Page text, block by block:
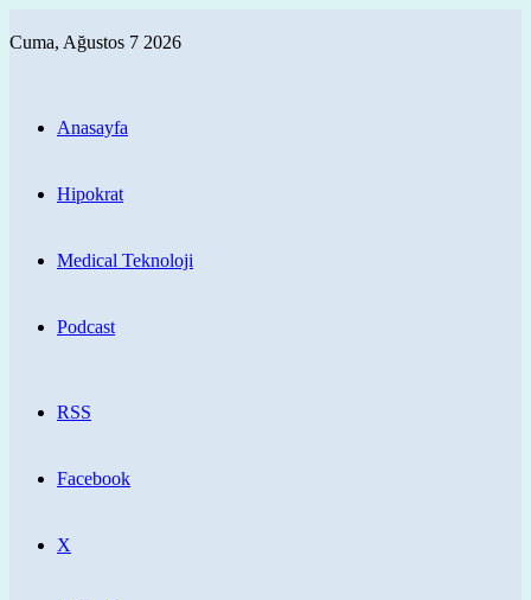
Cuma, Ağustos 7 2026
Anasayfa
Hipokrat
Medical Teknoloji
Podcast
RSS
Facebook
X